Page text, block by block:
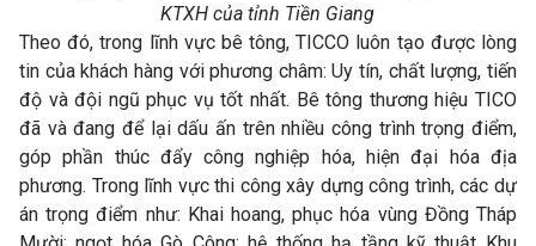
KTXH của tỉnh Tiền Giang
Theo đó, trong lĩnh vực bê tông, TICCO luôn tạo được lòng
tin của khách hàng với phương châm: Uy tín, chất lượng, tiến
độ và đội ngũ phục vụ tốt nhất. Bê tông thương hiệu TICO
đã và đang để lại dấu ấn trên nhiều công trình trọng điểm,
góp phần thúc đẩy công nghiệp hóa, hiện đại hóa địa
phương. Trong lĩnh vực thi công xây dựng công trình, các dự
án trọng điểm như: Khai hoang, phục hóa vùng Đồng Tháp